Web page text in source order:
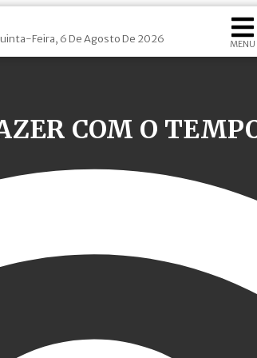
Feira, 6 De Agosto De 2026 MENU
COM O